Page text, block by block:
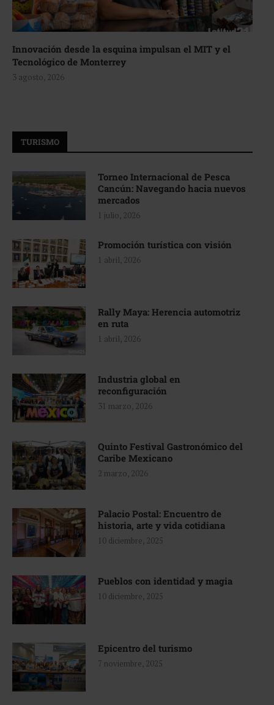
Innovación desde la esquina impulsan el MIT y el
Tecnológico de Monterrey
3 agosto, 2026
TURISMO
Torneo Internacional de Pesca
Cancún: Navegando hacia nuevos
mercados
1 julio, 2026
Promoción turística con visión
1 abril, 2026
Rally Maya: Herencia automotriz
en ruta
1 abril, 2026
Industria global en
reconfiguración
31 marzo, 2026
Quinto Festival Gastronómico del
Caribe Mexicano
2 marzo, 2026
Palacio Postal: Encuentro de
historia, arte y vida cotidiana
10 diciembre, 2025
Pueblos con identidad y magia
10 diciembre, 2025
Epicentro del turismo
7 noviembre, 2025